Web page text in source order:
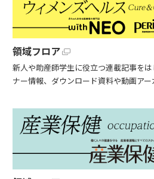
領域フロア
新人や助産師学生に役立つ連載記事を
ナー情報、ダウンロード資料や動画ア